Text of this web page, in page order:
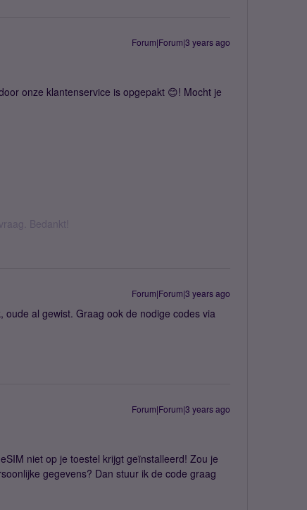
Forum|Forum|3 years ago
onze klantenservice is opgepakt 😊! Mocht je
Bedankt!
Forum|Forum|3 years ago
al gewist. Graag ook de nodige codes via
Forum|Forum|3 years ago
niet op je toestel krijgt geïnstalleerd! Zou je
gegevens? Dan stuur ik de code graag